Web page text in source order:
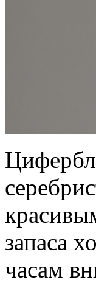
запаса
часам